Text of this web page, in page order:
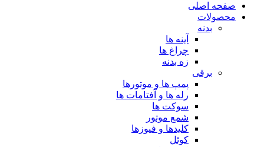
صفحه اصلی
محصولات
بدنه
آینه ها
چراغ ها
زه بدنه
برقی
پمپ ها و موتورها
رله ها و آفتامات ها
سوکت ها
شمع موتور
کلیدها و فیوزها
کوئل